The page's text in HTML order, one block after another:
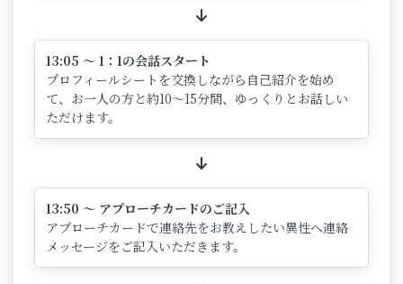
13:05 ～ 1：1の会話スタート
プロフィールシートを交換しながら自己紹介を始め
て、お一人の方と約10～15分間、ゆっくりとお話しい
ただけます。
13:50 ～ アプローチカードのご記入
アプローチカードで連絡先をお教えしたい異性へ連絡
メッセージをご記入いただきます。